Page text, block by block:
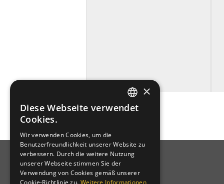
CLUBANSCHRIFT
GERMAN
×
Diese Webseite verwendet
Cookies.
Wir verwenden Cookies, um die
Benutzerfreundlichkeit unserer Website zu
verbessern. Durch die weitere Nutzung
unserer Webseite stimmen Sie der
Verwendung von Cookies gemäß unserer
Cookie-Richtlinie zu. Weitere Informationen